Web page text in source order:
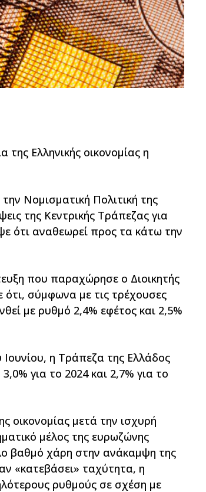
της Ελληνικής οικονομίας η
Νομισματική Πολιτική της
της Κεντρικής Τράπεζας για
ότι αναθεωρεί προς τα κάτω την
που παραχώρησε ο Διοικητής
ότι, σύμφωνα με τις τρέχουσες
με ρυθμό 2,4% εφέτος και 2,5%
η Τράπεζα της Ελλάδος
για το 2024 και 2,7% για το
οικονομίας μετά την ισχυρή
μέλος της ευρωζώνης
βαθμό χάρη στην ανάκαμψη της
«κατεβάσει» ταχύτητα, η
ρυθμούς σε σχέση με